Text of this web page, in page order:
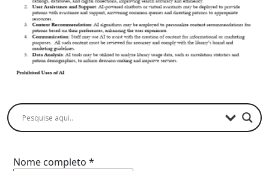
Nome completo *